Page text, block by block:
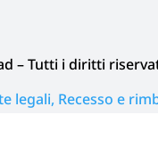
– Tutti i diritti
legali, Recesso e